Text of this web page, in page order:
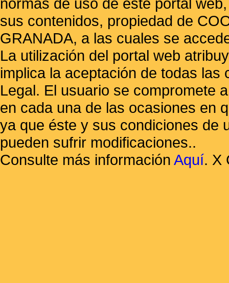
sus contenidos, propiedad de
GRANADA, a las cuales se
La utilización del portal web
implica la aceptación de todas
Legal. El usuario se compromete
en cada una de las ocasiones en
ya que éste y sus condiciones de
pueden sufrir modificaciones..
Consulte más información Aquí. X